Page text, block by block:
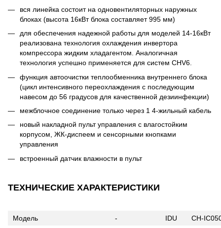
вся линейка состоит на одновентиляторных наружных
блоках (высота 16кВт блока составляет 995 мм)
для обеспечения надежной работы для моделей 14-16кВт
реализована технология охлаждения инвертора
компрессора жидким хладагентом. Аналогичная
технология успешно применяется для систем CHV6.
функция автоочистки теплообменника внутреннего блока
(цикл интенсивного переохлаждения с последующим
навесом до 56 градусов для качественной дезиинфекции)
межблочное соединение только через 1 4-жильный кабель
новый накладной пульт управления с влагостойким
корпусом, ЖК-диспеем и сенсорными кнопками
управления
встроенный датчик влажности в пульт
ТЕХНИЧЕСКИЕ ХАРАКТЕРИСТИКИ
Модель - IDU
CH-